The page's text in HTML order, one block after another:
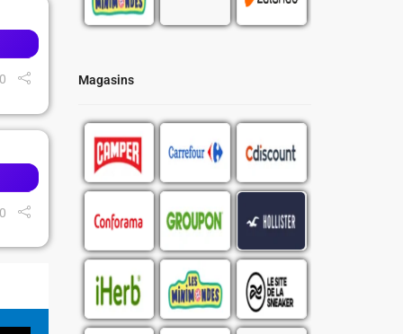
Magasins